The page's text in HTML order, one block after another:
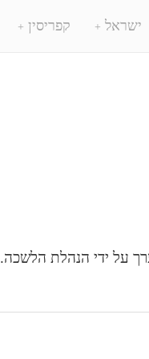
ישראל קפריסין
על ידי הנהלת הלשכה.